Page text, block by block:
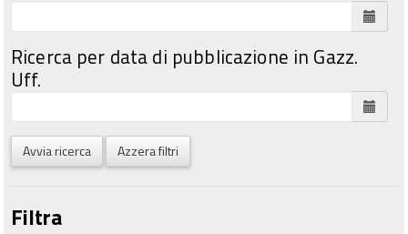
Ricerca per data di pubblicazione in Gazz.
Uff.
Avvia ricerca Azzera filtri
Filtra